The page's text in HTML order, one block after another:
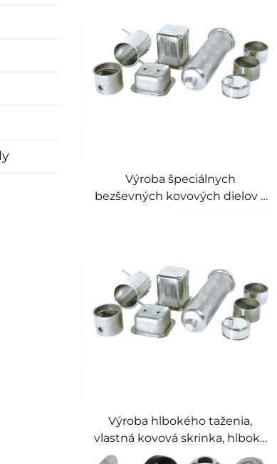
Výroba špeciálnych
bezševných kovových dielov z
Výroba hlbokého taženia,
vlastná kovová skrinka, hlboké
taženie a razenie pre zložité